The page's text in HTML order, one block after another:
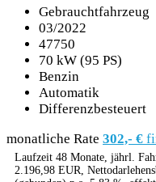
Gebrauchtfahrzeug
03/2022
47750
70 kW (95 PS)
Benzin
Automatik
Differenzbesteuert
monatliche Rate 302,- €
Laufzeit 48 Monate, jährl.
2.196,98 EUR,